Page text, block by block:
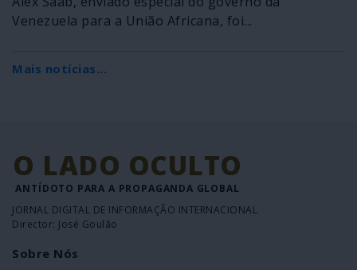
Venezuela para a União Africana, foi...
Mais notícias...
O LADO OCULTO
ANTÍDOTO PARA A PROPAGANDA GLOBAL
JORNAL DIGITAL DE INFORMAÇÃO INTERNACIONAL
Director: José Goulão
Sobre Nós